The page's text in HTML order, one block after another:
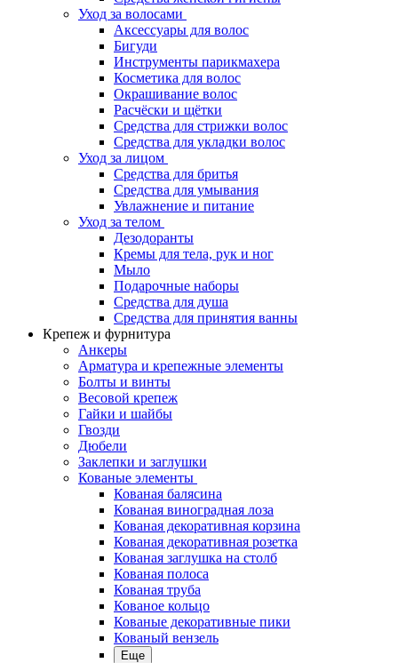
Уход за волосами
Аксессуары для волос
Бигуди
Инструменты парикмахера
Косметика для волос
Окрашивание волос
Расчёски и щётки
Средства для стрижки волос
Средства для укладки волос
Уход за лицом
Средства для бритья
Средства для умывания
Увлажнение и питание
Уход за телом
Дезодоранты
Кремы для тела, рук и ног
Мыло
Подарочные наборы
Средства для душа
Средства для принятия ванны
Крепеж и фурнитура
Анкеры
Арматура и крепежные элементы
Болты и винты
Весовой крепеж
Гайки и шайбы
Гвозди
Дюбели
Заклепки и заглушки
Кованые элементы
Кованая балясина
Кованая виноградная лоза
Кованая декоративная корзина
Кованая декоративная розетка
Кованая заглушка на столб
Кованая полоса
Кованая труба
Кованое кольцо
Кованые декоративные пики
Кованый вензель
Еще